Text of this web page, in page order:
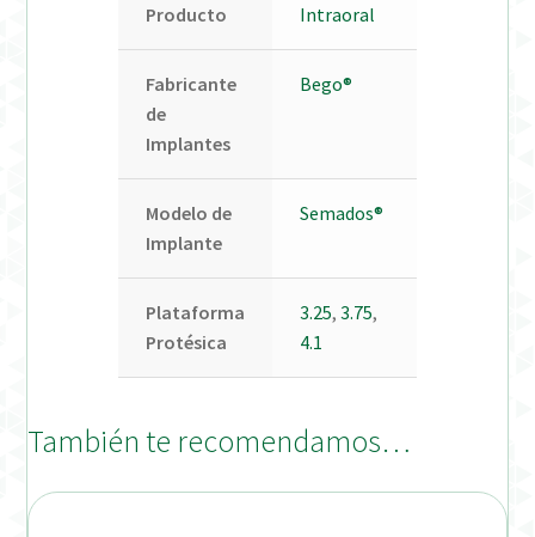
Producto
Intraoral
Fabricante
de
Implantes
Bego®
Modelo de
Implante
Semados®
Plataforma
Protésica
3.25, 3.75,
4.1
También te recomendamos…